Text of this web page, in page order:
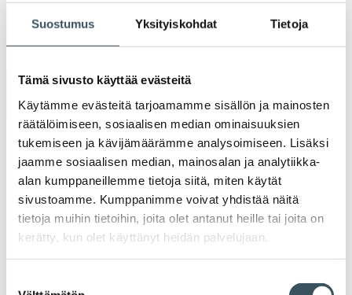
Suostumus Yksityiskohdat Tietoja
Tämä sivusto käyttää evästeitä
Käytämme evästeitä tarjoamamme sisällön ja mainosten
räätälöimiseen, sosiaalisen median ominaisuuksien
tukemiseen ja kävijämäärämme analysoimiseen. Lisäksi
jaamme sosiaalisen median, mainosalan ja analytiikka-
alan kumppaneillemme tietoja siitä, miten käytät
sivustoamme. Kumppanimme voivat yhdistää näitä
tietoja muihin tietoihin, joita olet antanut heille tai joita on
kerätty, kun olet käyttänyt heidän palvelujaan.
Seuraa toimintaamme
2026
2025
2024
2023